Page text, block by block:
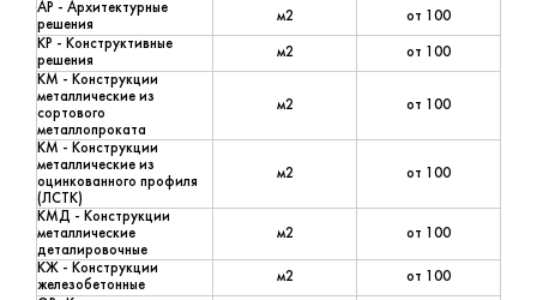
АР - Архитектурные
решения
м2
от 100
КР - Конструктивные
решения
м2
от 100
КМ - Конструкции
металлические из
сортового
металлопроката
м2 от 100
КМ - Конструкции
металлические из
оцинкованного профиля
(ЛСТК)
м2 от 100
КМД - Конструкции
металлические
деталировочные
м2 от 100
КЖ - Конструкции
железобетонные
м2
от 100